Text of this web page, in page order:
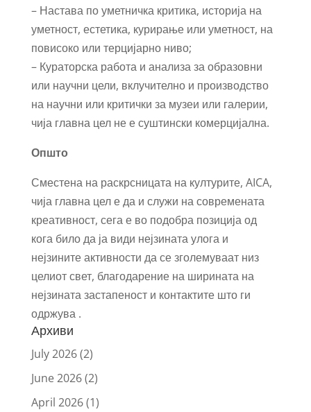
– Настава по уметничка критика, историја на
уметност, естетика, курирање или уметност, на
повисоко или терцијарно ниво;
– Кураторска работа и анализа за образовни
или научни цели, вклучително и производство
на научни или критички за музеи или галерии,
чија главна цел не е суштински комерцијална.
Општо
Сместена на раскрсницата на културите, AICA,
чија главна цел е да и служи на современата
креативност, сега е во подобра позиција од
кога било да ја види нејзината улога и
нејзините активности да се зголемуваат низ
целиот свет, благодарение на ширината на
нејзината застапеност и контактите што ги
одржува .
Архиви
July 2026(2)
June 2026(2)
April 2026(1)